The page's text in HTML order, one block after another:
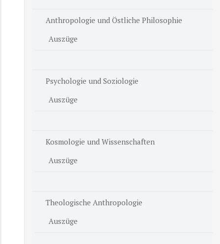
Anthropologie und Östliche Philosophie
Auszüge
Psychologie und Soziologie
Auszüge
Kosmologie und Wissenschaften
Auszüge
Theologische Anthropologie
Auszüge